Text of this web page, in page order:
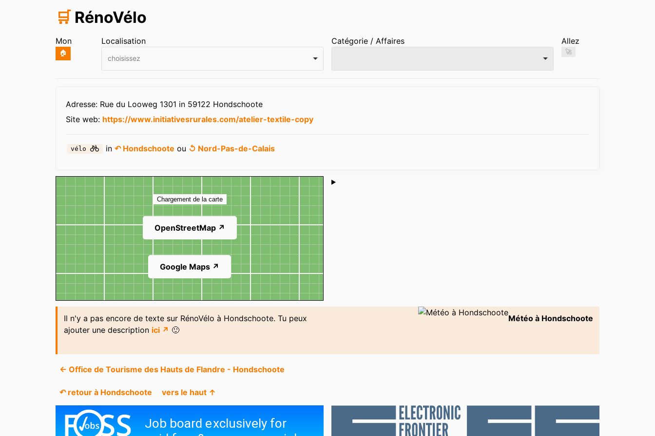
🛒 RénoVélo
Mon
🏠
Localisation
choisissez
Catégorie / Affaires Allez
🚀
Adresse: Rue du Looweg 1301 in 59122 Hondschoote
Site web: https://www.initiativesrurales.com/atelier-textile-copy
vélo in↶ Hondschoote ou ↺ Nord-Pas-de-Calais
Carte
Chargement de la carte
OpenStreetMap ↗
Google Maps ↗
Shoutbox
Il n'y a pas encore de texte sur RénoVélo à Hondschoote. Tu peux
ajouter une description ici ↗ 🙂
Météo à Hondschoote
← Office de Tourisme des Hauts de Flandre - Hondschoote
↶ retour à Hondschoote vers le haut ↑